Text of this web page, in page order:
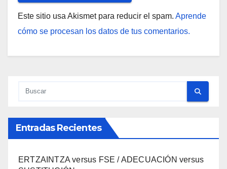
Este sitio usa Akismet para reducir el spam. Aprende
cómo se procesan los datos de tus comentarios.
Entradas Recientes
ERTZAINTZA versus FSE / ADECUACIÓN versus